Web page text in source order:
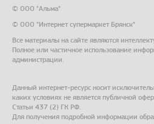
© ООО "Альма"
© ООО "Интернет супермаркет Брянск"
Все материалы на сайте являются
Полное или частичное использование
администрации.
Данный интернет-ресурс носит
каких условиях не является публичной
Статьи 437 (2) ГК РФ.
Для получения подробной информации